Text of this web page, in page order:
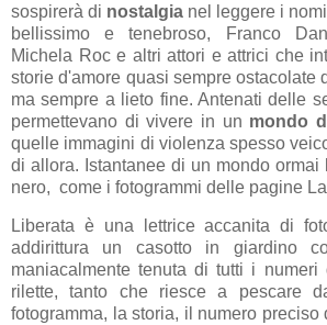
sospirerà di nostalgia nel leggere i
bellissimo e tenebroso, Franco
Michela Roc e altri attori e attrici che
storie d'amore quasi sempre ostacolate
ma sempre a lieto fine. Antenati delle
permettevano di vivere in un mondo
quelle immagini di violenza spesso
di allora. Istantanee di un mondo
nero, come i fotogrammi delle pagine
Liberata è una lettrice accanita di
addirittura un casotto in giardino
maniacalmente tenuta di tutti i
rilette, tanto che riesce a pescare
fotogramma, la storia, il numero